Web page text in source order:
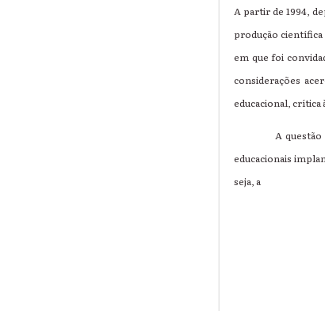
A partir de 1994,
produção
em que foi
considerações
educacional, crítica
A questão da
educacionais
seja, a